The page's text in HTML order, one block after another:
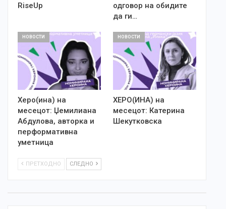
RiseUp
одговор на обидите
да ги…
НОВОСТИ
Херо(ина) на
месецот: Џемилиана
Абдулова, авторка и
перформативна
уметница
НОВОСТИ
ХЕРО(ИНА) на
месецот: Катерина
Шекутковска
ПРЕТХОДНО СЛЕДНО